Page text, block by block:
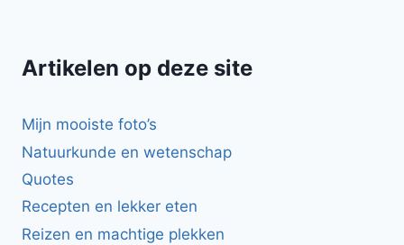
Artikelen op deze site
Mijn mooiste foto’s
Natuurkunde en wetenschap
Quotes
Recepten en lekker eten
Reizen en machtige plekken